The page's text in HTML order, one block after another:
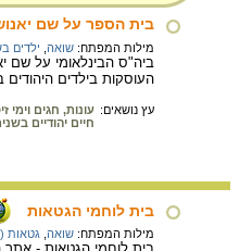
בית הספר על שם
מילות המפתח: שואה ילדים
ביה"ס הבינלאומי על שם
העוסקות בילדים
עץ נושאים: עונות, חגים וימי
חיים יהודיים בשנים 1945-
בית לוחמי הגטאות
מילות המפתח: שואה גטאות